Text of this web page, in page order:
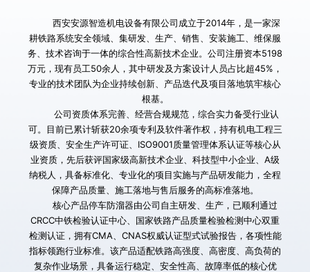
耕铁路系统安全领域、集研发、生产、销售、安装施工、维保服
务、技术咨询于一体的综合性高新技术企业。公司注册资本5198
万元，现有员工50余人，其中研发及方案设计人员占比超45%，
专业的技术团队为企业持续创新、产品迭代及项目落地筑牢核心
根基。
可。目前已累计斩获20余项专利及软件著作权，持有机电工程三
级资质、安全生产许可证、ISO9001质量管理体系认证等核心从
业资质，先后获评国家级高新技术企业、科技型中小企业、A级
纳税人，具备标准化、专业化的项目实施与产品研发能力，全程
保障产品质量、施工落地与售后服务的高标准落地。
CRCC中铁检验认证中心、国家铁路产品质量检验检测中心双重
检测认证，拥有CMA、CNAS权威认证型式试验报告，各项性能
指标领跑行业标准。该产品适配铁路高强度、高密度、高负荷的
复杂作业场景，具备运行稳定、安全性高、故障率低的核心优